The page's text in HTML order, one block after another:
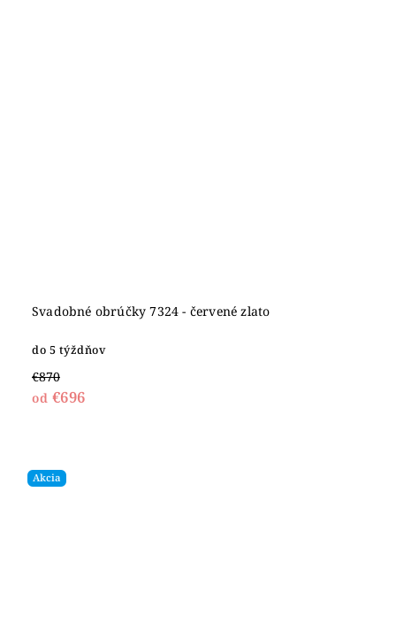
Svadobné obrúčky 7324 - červené zlato
do 5 týždňov
€870
od €696
Akcia